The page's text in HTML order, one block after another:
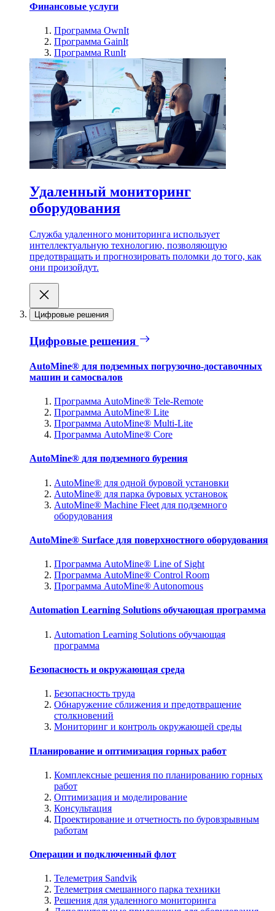
Финансовые услуги
Программа OwnIt
Программа GainIt
Программа RunIt
Удаленный мониторинг
оборудования
Служба удаленного мониторинга использует
интеллектуальную технологию, позволяющую
предотвращать и прогнозировать поломки до того, как
они произойдут.
Цифровые решения
Цифровые решения
AutoMine® для подземных погрузочно-доставочных
машин и самосвалов
Программа AutoMine® Tele-Remote
Программа AutoMine® Lite
Программа AutoMine® Multi-Lite
Программа AutoMine® Core
AutoMine® для подземного бурения
AutoMine® для одной буровой установки
AutoMine® для парка буровых установок
AutoMine® Machine Fleet для подземного
оборудования
AutoMine® Surface для поверхностного оборудования
Программа AutoMine® Line of Sight
Программа AutoMine® Control Room
Программа AutoMine® Autonomous
Automation Learning Solutions обучающая программа
Automation Learning Solutions обучающая
программа
Безопасность и окружающая среда
Безопасность труда
Обнаружение сближения и предотвращение
столкновений
Мониторинг и контроль окружающей среды
Планирование и оптимизация горных работ
Комплексные решения по планированию горных
работ
Оптимизация и моделирование
Консультация
Проектирование и отчетность по буровзрывным
работам
Операции и подключенный флот
Телеметрия Sandvik
Телеметрия смешанного парка техники
Решения для удаленного мониторинга